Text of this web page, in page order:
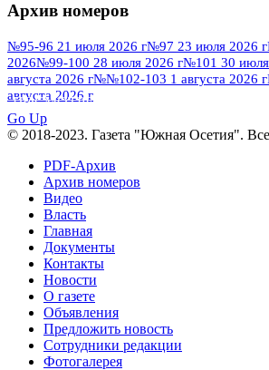
№95 7 августа 2012 г
№95 28 июля 2016 г
2013 г№96 6 июля 2017 г№96
2012 г №96 28 июля 2015 г
№96+97 30 июля 2016 г
№97 11
№97 30 июля 2015 г
№98 2 августа 2016 г
августа 2013 г
№98+99 11 июля 2017 г
августа 2016 г
августа 2012 г
Архив номеров
№95-96 21 июля 2026 г№97 23 июля 2026 г
2026№99-100 28 июля 2026 г№101 30 июля
августа 2026 г№№102-103 1 августа 2026 г
августа 2026 г
ПОСМОТРЕТЬ ВСЕ
Go Up
© 2018-2023. Газета "Южная Осетия".
PDF-Архив
Архив номеров
Видео
Власть
Главная
Документы
Контакты
Новости
О газете
Объявления
Предложить новость
Сотрудники редакции
Фотогалерея